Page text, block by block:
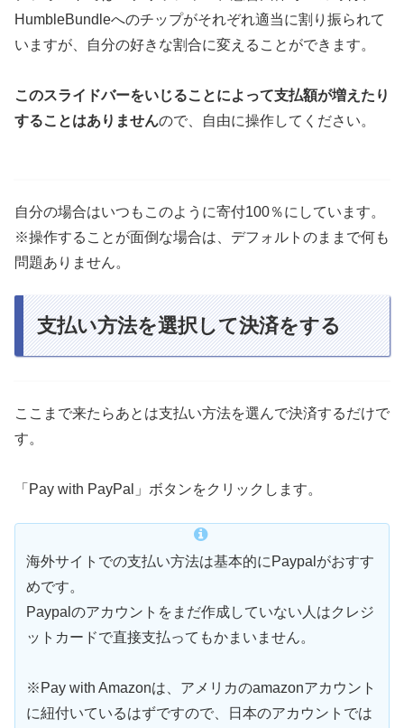
HumbleBundleへのチップがそれぞれ適当に割り振られて
いますが、自分の好きな割合に変えることができます。
このスライドバーをいじることによって支払額が増えたり
することはありませんので、自由に操作してください。
自分の場合はいつもこのように寄付100％にしています。
※操作することが面倒な場合は、デフォルトのままで何も
問題ありません。
支払い方法を選択して決済をする
ここまで来たらあとは支払い方法を選んで決済するだけで
す。
「Pay with PayPal」ボタンをクリックします。
海外サイトでの支払い方法は基本的にPaypalがおすす
めです。
Paypalのアカウントをまだ作成していない人はクレジ
ットカードで直接支払ってもかまいません。
※Pay with Amazonは、アメリカのamazonアカウント
に紐付いているはずですので、日本のアカウントでは